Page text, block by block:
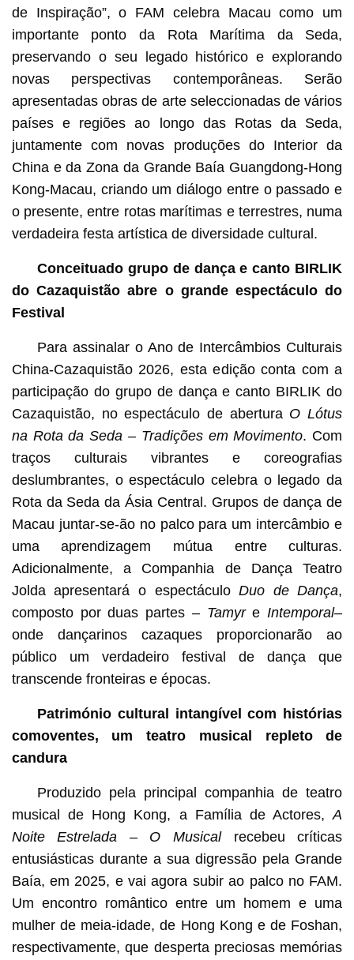
de Inspiração”, o FAM celebra Macau como um
importante ponto da Rota Marítima da Seda,
preservando o seu legado histórico e explorando
novas perspectivas contemporâneas. Serão
apresentadas obras de arte seleccionadas de vários
países e regiões ao longo das Rotas da Seda,
juntamente com novas produções do Interior da
China e da Zona da Grande Baía Guangdong-Hong
Kong-Macau, criando um diálogo entre o passado e
o presente, entre rotas marítimas e terrestres, numa
verdadeira festa artística de diversidade cultural.
Conceituado grupo de dança e canto BIRLIK
do Cazaquistão abre o grande espectáculo do
Festival
Para assinalar o Ano de Intercâmbios Culturais
China-Cazaquistão 2026, esta edição conta com a
participação do grupo de dança e canto BIRLIK do
Cazaquistão, no espectáculo de abertura O Lótus
na Rota da Seda – Tradições em Movimento. Com
traços culturais vibrantes e coreografias
deslumbrantes, o espectáculo celebra o legado da
Rota da Seda da Ásia Central. Grupos de dança de
Macau juntar-se-ão no palco para um intercâmbio e
uma aprendizagem mútua entre culturas.
Adicionalmente, a Companhia de Dança Teatro
Jolda apresentará o espectáculoDuo de Dança,
composto por duas partes – Tamyre Intemporal–
onde dançarinos cazaques proporcionarão ao
público um verdadeiro festival de dança que
transcende fronteiras e épocas.
Património cultural intangível com histórias
comoventes, um teatro musical repleto de
candura
Produzido pela principal companhia de teatro
musical de Hong Kong, a Família de Actores,A
Noite Estrelada – O Musicalrecebeu críticas
entusiásticas durante a sua digressão pela Grande
Baía, em 2025, e vai agora subir ao palco no FAM.
Um encontro romântico entre um homem e uma
mulher de meia-idade, de Hong Kong e de Foshan,
respectivamente, que desperta preciosas memórias